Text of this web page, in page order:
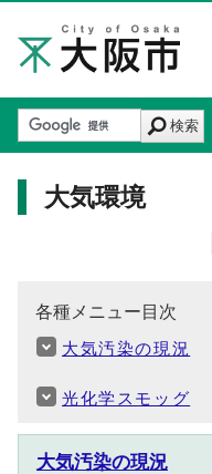
検索
大気環境
各種メニュー目次
大気汚染の現況
光化学スモッグ
大気汚染の現況